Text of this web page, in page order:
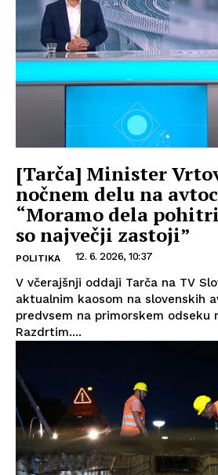
[Tarča] Minister
nočnem delu na
“Moramo dela
so največji zastoji”
POLITIKA 12. 6. 2026, 10:37
V včerajšnji oddaji Tarča na TV
aktualnim kaosom na slovenskih
predvsem na primorskem odseku
Razdrtim....